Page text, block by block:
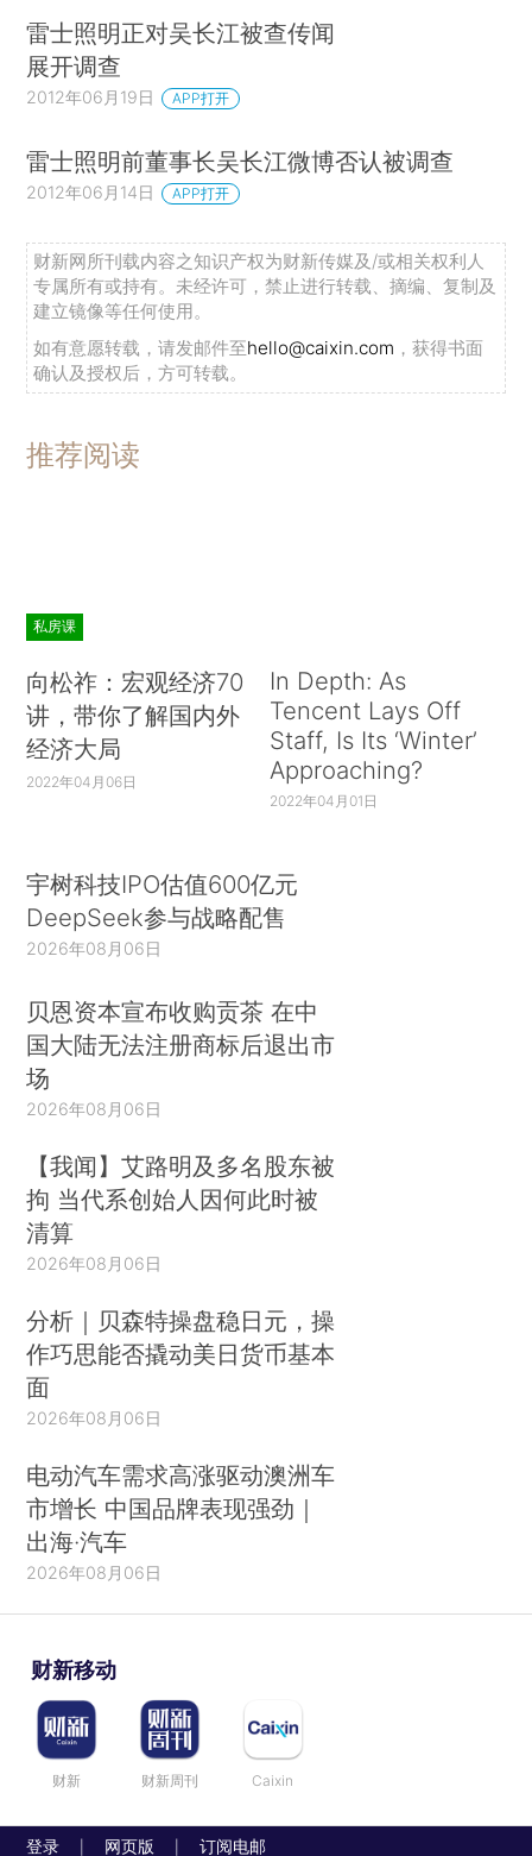
雷士照明正对吴长江被查传闻
展开调查
2012年06月19日 APP打开
雷士照明前董事长吴长江微博否认被调查
2012年06月14日 APP打开
财新网所刊载内容之知识产权为财新传媒及/或相关权利人
专属所有或持有。未经许可，禁止进行转载、摘编、复制及
建立镜像等任何使用。
如有意愿转载，请发邮件至hello@caixin.com ，获得书面
确认及授权后，方可转载。
推荐阅读
私房课
向松祚：宏观经济70
讲，带你了解国内外
经济大局
2022年04月06日
In Depth: As
Tencent Lays Off
Staff, Is Its ‘Winter’
Approaching?
2022年04月01日
宇树科技IPO估值600亿元
DeepSeek参与战略配售
2026年08月06日
贝恩资本宣布收购贡茶 在中
国大陆无法注册商标后退出市
场
2026年08月06日
【我闻】艾路明及多名股东被
拘 当代系创始人因何此时被
清算
2026年08月06日
分析｜贝森特操盘稳日元，操
作巧思能否撬动美日货币基本
面
2026年08月06日
电动汽车需求高涨驱动澳洲车
市增长 中国品牌表现强劲｜
出海·汽车
2026年08月06日
财新移动
财新 财新周刊 Caixin
登录 网页版 订阅电邮